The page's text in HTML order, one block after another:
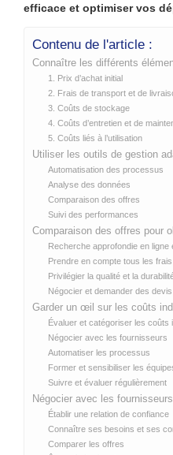
efficace et optimiser vos
Contenu de l'article :
Connaître les différents
1. Prix d’achat initial
2. Frais de transport et de
3. Coûts de stockage
4. Coûts d’entretien et de
5. Coûts liés à l’utilisation
Utiliser les outils de gestion
Automatisation des processus
Analyse des données
Comparaison des offres
Suivi des performances
Comparaison des offres pour
Recherche approfondie en ligne
Prendre en compte tous les frais
Privilégier la qualité et la
Négocier et demander des devis
Garder un œil sur les coûts
Évaluer et catégoriser les coûts
Négocier avec les fournisseurs
Automatiser les processus
Former et sensibiliser les
Suivre et évaluer régulièrement
Négocier avec les
Établir une relation de confiance
Connaître ses besoins et ses
Comparer les offres